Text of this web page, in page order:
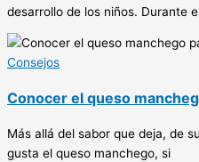
desarrollo de los niños. Durante
Consejos
Conocer el queso
Más allá del sabor que deja, de
gusta el queso manchego, si